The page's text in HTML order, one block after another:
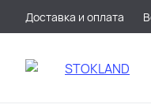
Доставка и оплата